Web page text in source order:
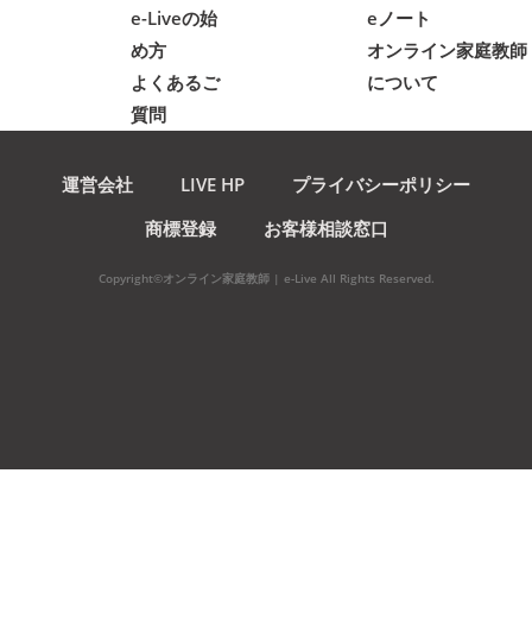
e-Liveの始
め方
よくあるご
質問
eノート
オンライン家庭教師
について
運営会社 LIVE HP
プライバシーポリシー
商標登録
お客様相談窓口
Copyright©オンライン家庭教師 | e-Live All Rights Reserved.